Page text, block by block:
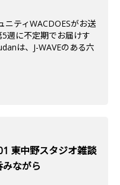
ニティWACDOESがお送
週に不定期でお届けす
は、J-WAVEのある六
東中野スタジオ雑談
ながら